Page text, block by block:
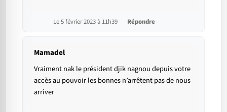
Le 5 février 2023 à 11h39 Répondre
Mamadel
Vraiment nak le président djik nagnou depuis votre
accès au pouvoir les bonnes n’arrêtent pas de nous
arriver